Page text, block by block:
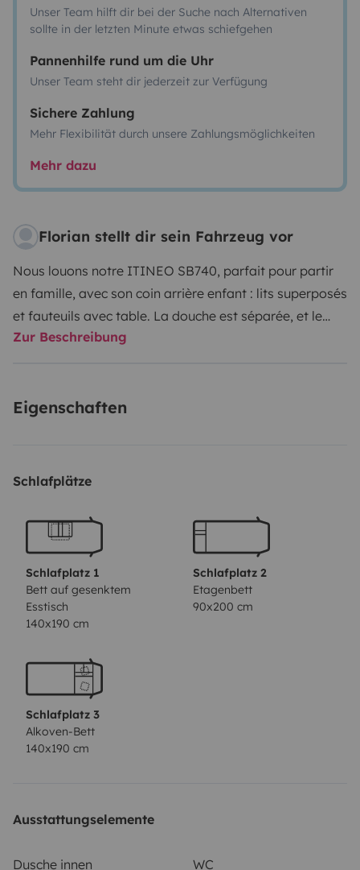
Unser Team hilft dir bei der Suche nach Alternativen
sollte in der letzten Minute etwas schiefgehen
Pannenhilfe rund um die Uhr
Unser Team steht dir jederzeit zur Verfügung
Sichere Zahlung
Mehr Flexibilität durch unsere Zahlungsmöglichkeiten
Mehr dazu
Florian stellt dir sein Fahrzeug vor
Nous louons notre ITINEO SB740, parfait pour partir
en famille, avec son coin arrière enfant : lits superposés
et fauteuils avec table. La douche est séparée, et le
salon peut accueillir 5 personnes sans problème. La
etc pour des vacances parfaites !
Zur Beschreibung
Eigenschaften
Schlafplätze
Schlafplatz 1
Bett auf gesenktem
Esstisch
140x190 cm
Schlafplatz 2
Etagenbett
90x200 cm
Schlafplatz 3
Alkoven-Bett
140x190 cm
Ausstattungselemente
Dusche innen WC